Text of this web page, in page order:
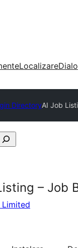
Localizare
DirectoryAI Job
– Job